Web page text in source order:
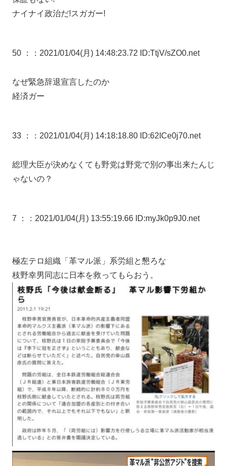
ナイナイ政治だ!スガガー!
50 ： ：2021/01/04(月) 14:48:23.72 ID:TtjV/sZO0.net
なぜ緊急辞退宣言したのか
経済ガー
33 ： ：2021/01/04(月) 14:18:18.80 ID:62ICe0j70.net
総理大臣が決めなくても野党は野党で別の事出来たんじ
ゃないの？
7 ： ：2021/01/04(月) 13:55:19.66 ID:myJk0p9J0.net
極左テロ組織「革マル派」系労組と懇ろな
枝野幸男同志に日本を救ってもらおう。